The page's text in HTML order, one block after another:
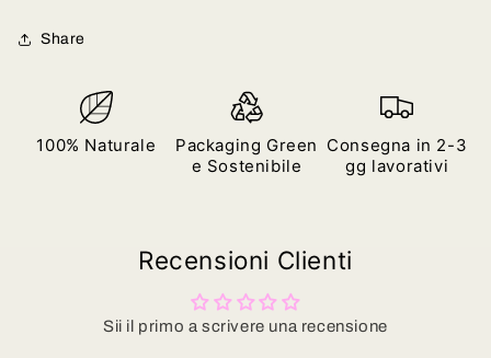
Share
100% Naturale
Packaging Green
e Sostenibile
Consegna in 2-3
gg lavorativi
Recensioni Clienti
Sii il primo a scrivere una recensione